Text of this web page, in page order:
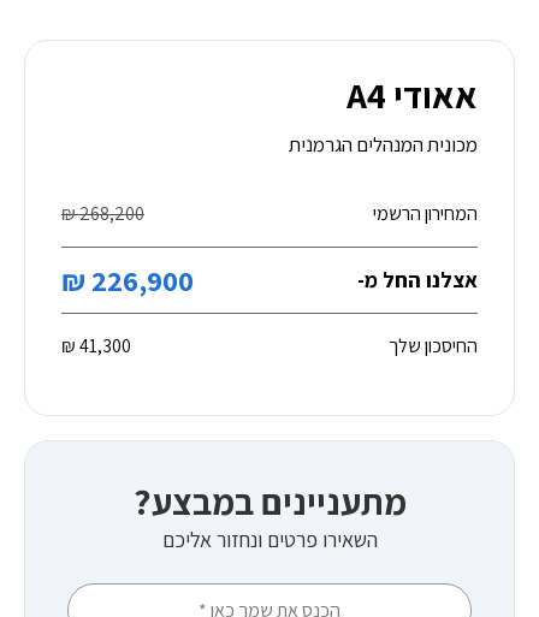
אאודי A4
מכונית המנהלים הגרמנית
המחירון הרשמי 268,200 ₪
אצלנו החל מ- 226,900 ₪
החיסכון שלך 41,300 ₪
מתעניינים במבצע?
השאירו פרטים ונחזור אליכם